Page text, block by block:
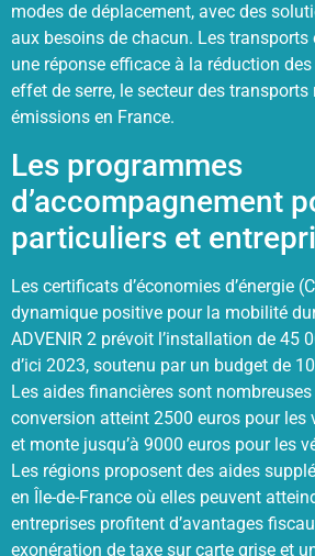
modes de déplacement, avec des
aux besoins de chacun. Les
une réponse efficace à la réduction
effet de serre, le secteur des transports
émissions en France.
Les programmes
d’accompagnement
particuliers et
Les certificats d’économies d’énergie
dynamique positive pour la mobilité
ADVENIR 2 prévoit l’installation de 45
d’ici 2023, soutenu par un budget de
Les aides financières sont
conversion atteint 2500 euros pour les
et monte jusqu’à 9000 euros pour les
Les régions proposent des aides
en Île-de-France où elles peuvent
entreprises profitent d’avantages
exonération de taxe sur carte grise et